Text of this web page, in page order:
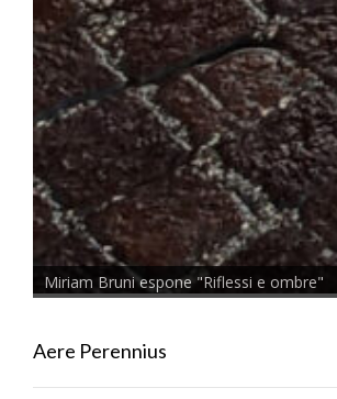
Miriam Bruni espone "Riflessi e ombre"
Aere Perennius